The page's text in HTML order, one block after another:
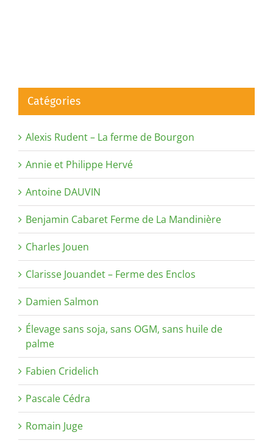
Catégories
Alexis Rudent – La ferme de Bourgon
Annie et Philippe Hervé
Antoine DAUVIN
Benjamin Cabaret Ferme de La Mandinière
Charles Jouen
Clarisse Jouandet – Ferme des Enclos
Damien Salmon
Élevage sans soja, sans OGM, sans huile de
palme
Fabien Cridelich
Pascale Cédra
Romain Juge